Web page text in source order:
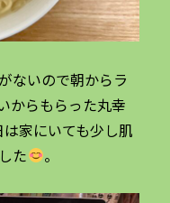
ないので朝からラ
からもらった丸幸
家にいても少し肌
た
。